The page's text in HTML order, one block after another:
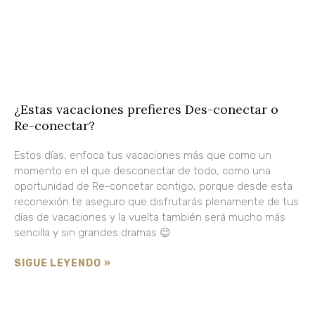
¿Estas vacaciones prefieres Des-conectar o
Re-conectar?
Estos días, enfoca tus vacaciones más que como un
momento en el que desconectar de todo, como una
oportunidad de Re-concetar contigo, porque desde esta
reconexión te aseguro que disfrutarás plenamente de tus
días de vacaciones y la vuelta también será mucho más
sencilla y sin grandes dramas 😉
SIGUE LEYENDO »